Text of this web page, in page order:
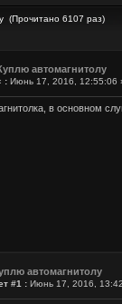
(Прочитано 6107 раз)
автомагнитолу
: Июнь 17, 2016, 12:55:06
в основном
автомагнитолу
#1 : Июнь 17, 2016,